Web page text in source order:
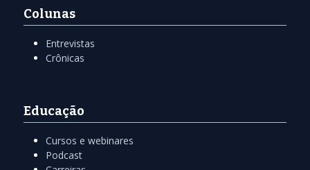
Colunas
Entrevistas
Crônicas
Educação
Cursos e webinares
Podcast